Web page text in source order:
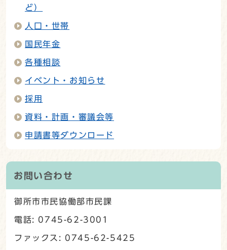
ど）
人口・世帯
国民年金
各種相談
イベント・お知らせ
採用
資料・計画・審議会等
申請書等ダウンロード
お問い合わせ
御所市市民協働部市民課
電話: 0745-62-3001
ファックス: 0745-62-5425